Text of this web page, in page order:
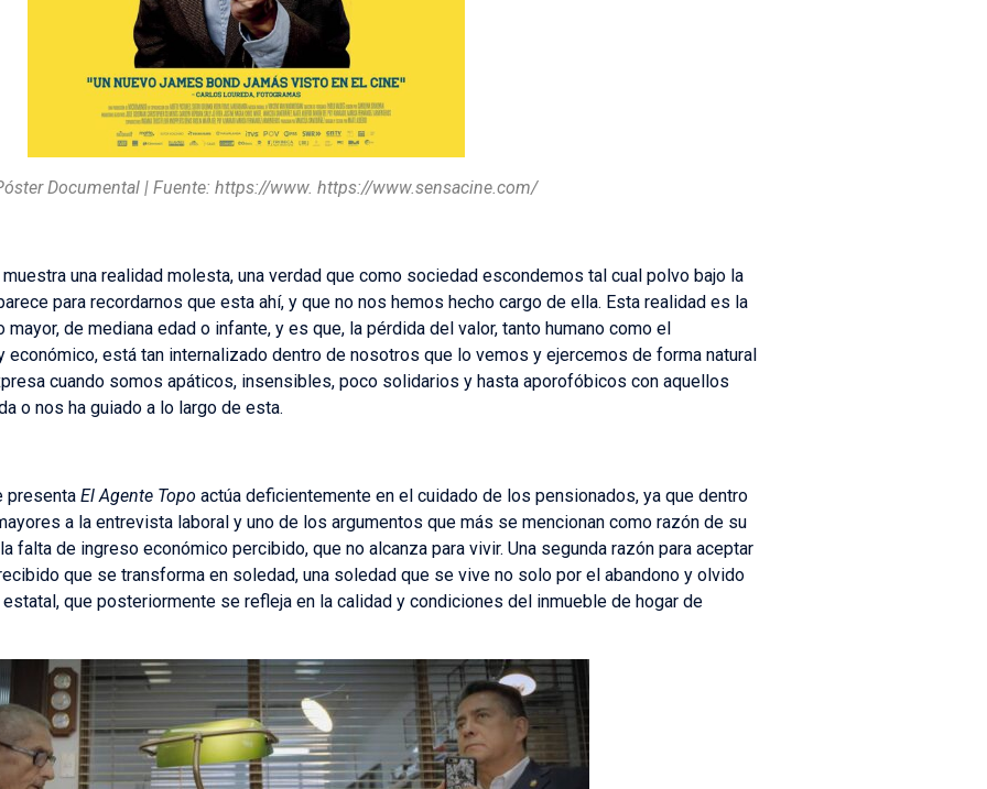
Documental | Fuente: https://www.https://www.sensacine.com/
una realidad molesta, una verdad que como sociedad escondemos tal cual polvo bajo la
para recordarnos que esta ahí, y que no nos hemos hecho cargo de ella. Esta realidad es la
de mediana edad o infante, y es que, la pérdida del valor, tanto humano como el
está tan internalizado dentro de nosotros que lo vemos y ejercemos de forma natural
cuando somos apáticos, insensibles, poco solidarios y hasta aporofóbicos con aquellos
o nos ha guiado a lo largo de esta.
presenta El Agente Topo actúa deficientemente en el cuidado de los pensionados, ya que dentro
a la entrevista laboral y uno de los argumentos que más se mencionan como razón de su
falta de ingreso económico percibido, que no alcanza para vivir. Una segunda razón para aceptar
que se transforma en soledad, una soledad que se vive no solo por el abandono y olvido
que posteriormente se refleja en la calidad y condiciones del inmueble de hogar de